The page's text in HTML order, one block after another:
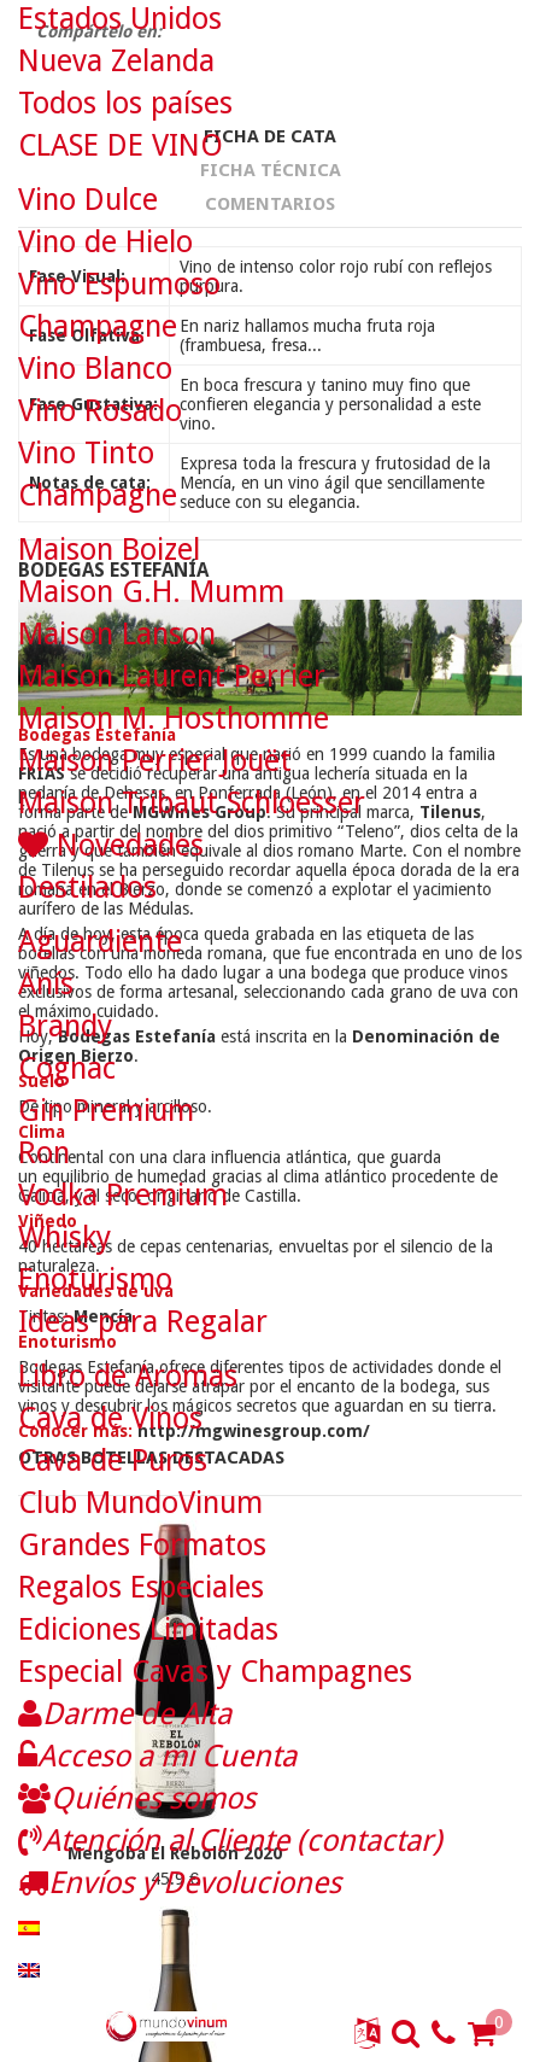
Compártelo en:
FICHA DE CATA
FICHA TÉCNICA
COMENTARIOS
Fase Visual:
Vino de intenso color rojo rubí con reflejos
púrpura.
Fase Olfativa:
En nariz hallamos mucha fruta roja
(frambuesa, fresa...
Fase Gustativa:
En boca frescura y tanino muy fino que
confieren elegancia y personalidad a este
vino.
Notas de cata:
Expresa toda la frescura y frutosidad de la
Mencía, en un vino ágil que sencillamente
seduce con su elegancia.
BODEGAS ESTEFANÍA
Bodegas Estefanía
Es una bodega muy especial que nació en 1999 cuando la familia
FRIASse decidió recuperar una antigua lechería situada en la
pedanía de Dehesas, en Ponferrada (León), en el 2014 entra a
forma parte deMGWines Group. Su principal marca, Tilenus,
nació a partir del nombre del dios primitivo “Teleno”, dios celta de la
guerra y que también equivale al dios romano Marte. Con el nombre
de Tilenus se ha perseguido recordar aquella época dorada de la era
romana en el Bierzo, donde se comenzó a explotar el yacimiento
aurífero de las Médulas.
A día de hoy, esta época queda grabada en las etiqueta de las
botellas con una moneda romana, que fue encontrada en uno de los
viñedos. Todo ello ha dado lugar a una bodega que produce vinos
exclusivos de forma artesanal, seleccionando cada grano de uva con
el máximo cuidado.
Hoy,Bodegas Estefanía está inscrita en la Denominación de
Origen Bierzo.
Suelo
De tipo mineral y arcilloso.
Clima
Continental con una clara influencia atlántica, que guarda
un equilibrio de humedad gracias al clima atlántico procedente de
Galicia, y el seco, originario de Castilla.
Viñedo
40 hectáreas de cepas centenarias, envueltas por el silencio de la
naturaleza.
Variedades de uva
Tintas:Mencía
Enoturismo
Bodegas Estefanía ofrece diferentes tipos de actividades donde el
visitante puede dejarse atrapar por el encanto de la bodega, sus
vinos y descubrir los mágicos secretos que aguardan en su tierra.
Conocer más: http://mgwinesgroup.com/
OTRAS BOTELLAS DESTACADAS
Mengoba El Rebolón 2020
45.9 €
Estados Unidos
Nueva Zelanda
Todos los países
CLASE DE VINO
Vino Dulce
Vino de Hielo
Vino Espumoso
Champagne
Vino Blanco
Vino Rosado
Vino Tinto
Champagne
Maison Boizel
Maison G.H. Mumm
Maison Lanson
Maison Laurent Perrier
Maison M. Hosthomme
Maison Perrier Jouët
Maison Tribaut Schloesser
Novedades
Destilados
Aguardiente
Anís
Brandy
Cognac
Gin Premium
Ron
Vodka Premium
Whisky
Enoturismo
Ideas para Regalar
Libro de Aromas
Cava de Vinos
Cava de Puros
Club MundoVinum
Grandes Formatos
Regalos Especiales
Ediciones Limitadas
Especial Cavas y Champagnes
Darme de Alta
Acceso a mi Cuenta
Quiénes somos
Atención al Cliente (contactar)
Envíos y Devoluciones
0